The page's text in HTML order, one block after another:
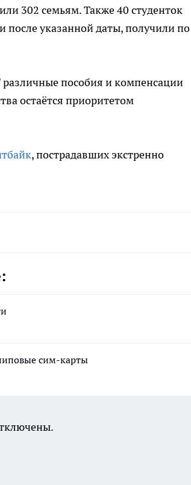
302 семьям. Также 40 студенток
указанной даты, получили по
пособия и компенсации
остаётся приоритетом
, пострадавших экстренно
сим-карты